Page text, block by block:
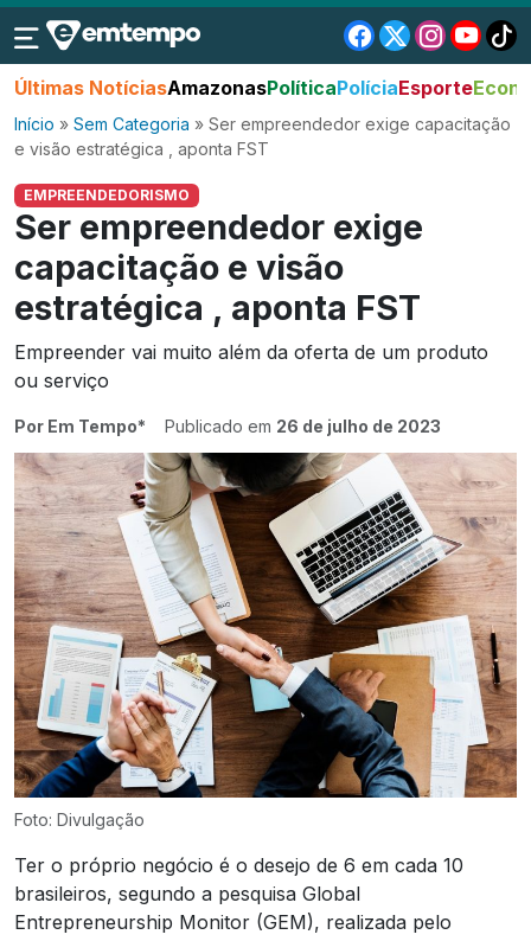
Últimas NotíciasAmazonasPolíticaPolíciaEsporte
Início » Sem Categoria » Ser empreendedor exige capacitação
e visão estratégica , aponta FST
EMPREENDEDORISMO
Ser empreendedor exige
capacitação e visão
estratégica , aponta FST
Empreender vai muito além da oferta de um produto
ou serviço
Por Em Tempo* Publicado em 26 de julho de 2023
Foto: Divulgação
Ter o próprio negócio é o desejo de 6 em cada 10
brasileiros, segundo a pesquisa Global
Entrepreneurship Monitor (GEM), realizada pelo